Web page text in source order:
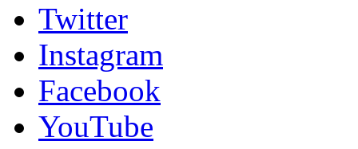
グッズ
ファンコミュニティ
ホームタウン
コラム
その他
TEAM
2026/27トップチーム
2026/27トップチームスタッフ
Twitter
Instagram
Facebook
YouTube